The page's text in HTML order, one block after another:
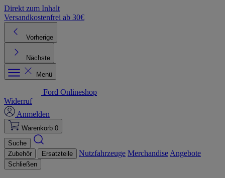
Direkt zum Inhalt
Versandkostenfrei ab 30€
Vorherige
Nächste
Menü
Ford Onlineshop
Widerruf
Anmelden
Warenkorb 0
Suche
Zubehör
Ersatzteile Nutzfahrzeuge Merchandise Angebote
Schließen